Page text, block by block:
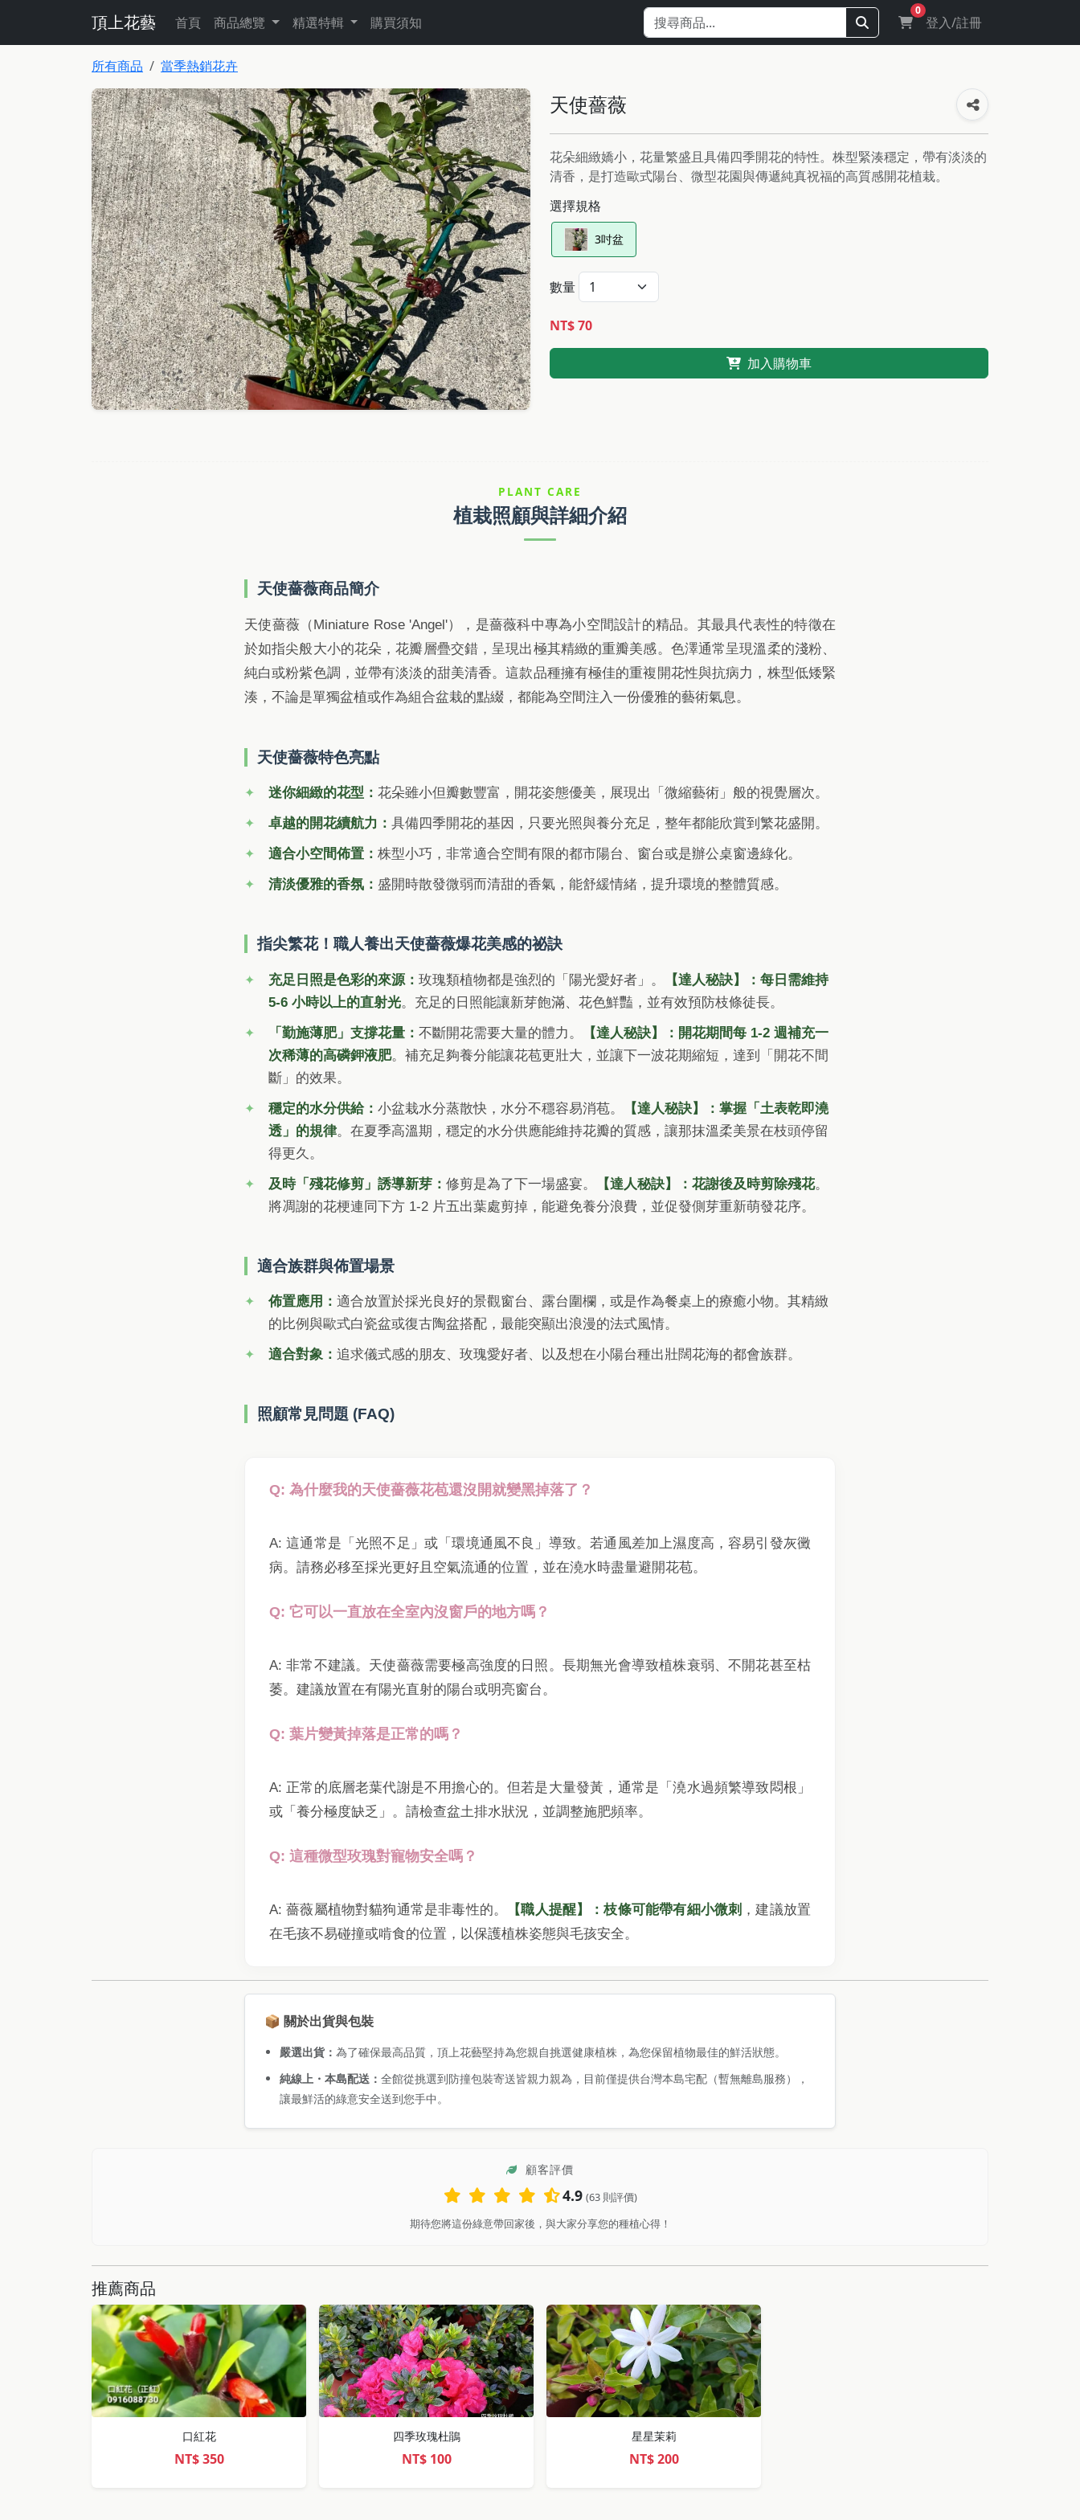
頂上花藝 首頁 商品總覽 精選特輯 購買須知
0
登入/註冊
所有商品 當季熱銷花卉
天使薔薇
花朵細緻嬌小，花量繁盛且具備四季開花的特性。株型緊湊穩定，帶有淡淡的
清香，是打造歐式陽台、微型花園與傳遞純真祝福的高質感開花植栽。
選擇規格
3吋盆
數量
NT$ 70
加入購物車
PLANT CARE
植栽照顧與詳細介紹
天使薔薇商品簡介
天使薔薇（Miniature Rose 'Angel'），是薔薇科中專為小空間設計的精品。其最具代表性的特徵在
於如指尖般大小的花朵，花瓣層疊交錯，呈現出極其精緻的重瓣美感。色澤通常呈現溫柔的淺粉、
純白或粉紫色調，並帶有淡淡的甜美清香。這款品種擁有極佳的重複開花性與抗病力，株型低矮緊
湊，不論是單獨盆植或作為組合盆栽的點綴，都能為空間注入一份優雅的藝術氣息。
天使薔薇特色亮點
迷你細緻的花型：花朵雖小但瓣數豐富，開花姿態優美，展現出「微縮藝術」般的視覺層次。
卓越的開花續航力：具備四季開花的基因，只要光照與養分充足，整年都能欣賞到繁花盛開。
適合小空間佈置：株型小巧，非常適合空間有限的都市陽台、窗台或是辦公桌窗邊綠化。
清淡優雅的香氛： 盛開時散發微弱而清甜的香氣，能舒緩情緒，提升環境的整體質感。
指尖繁花！職人養出天使薔薇爆花美感的祕訣
充足日照是色彩的來源：玫瑰類植物都是強烈的「陽光愛好者」。
【達人秘訣】：每日需維持
5-6 小時以上的直射光。充足的日照能讓新芽飽滿、花色鮮豔，並有效預防枝條徒長。
「勤施薄肥」支撐花量：不斷開花需要大量的體力。
【達人秘訣】：開花期間每 1-2 週補充一
次稀薄的高磷鉀液肥。補充足夠養分能讓花苞更壯大，並讓下一波花期縮短，達到「開花不間
斷」的效果。
穩定的水分供給：小盆栽水分蒸散快，水分不穩容易消苞。
【達人秘訣】：掌握「土表乾即澆
透」的規律。在夏季高溫期，穩定的水分供應能維持花瓣的質感，讓那抹溫柔美景在枝頭停留
得更久。
及時「殘花修剪」誘導新芽：修剪是為了下一場盛宴。 【達人秘訣】：花謝後及時剪除殘花。
將凋謝的花梗連同下方 1-2 片五出葉處剪掉，能避免養分浪費，並促發側芽重新萌發花序。
適合族群與佈置場景
佈置應用：適合放置於採光良好的景觀窗台、露台圍欄，或是作為餐桌上的療癒小物。其精緻
的比例與歐式白瓷盆或復古陶盆搭配，最能突顯出浪漫的法式風情。
適合對象：追求儀式感的朋友、玫瑰愛好者、以及想在小陽台種出壯闊花海的都會族群。
照顧常見問題 (FAQ)
Q: 為什麼我的天使薔薇花苞還沒開就變黑掉落了？
A: 這通常是「光照不足」或「環境通風不良」導致。若通風差加上濕度高，容易引發灰黴
病。請務必移至採光更好且空氣流通的位置，並在澆水時盡量避開花苞。
Q: 它可以一直放在全室內沒窗戶的地方嗎？
A: 非常不建議。天使薔薇需要極高強度的日照。長期無光會導致植株衰弱、不開花甚至枯
萎。建議放置在有陽光直射的陽台或明亮窗台。
Q: 葉片變黃掉落是正常的嗎？
A: 正常的底層老葉代謝是不用擔心的。但若是大量發黃，通常是「澆水過頻繁導致悶根」
或「養分極度缺乏」。請檢查盆土排水狀況，並調整施肥頻率。
Q: 這種微型玫瑰對寵物安全嗎？
A: 薔薇屬植物對貓狗通常是非毒性的。 【職人提醒】：枝條可能帶有細小微刺 ，建議放置
在毛孩不易碰撞或啃食的位置，以保護植株姿態與毛孩安全。
📦 關於出貨與包裝
嚴選出貨：為了確保最高品質，頂上花藝堅持為您親自挑選健康植株，為您保留植物最佳的鮮活狀態。
純線上・本島配送：全館從挑選到防撞包裝寄送皆親力親為，目前僅提供台灣本島宅配（暫無離島服務），
讓最鮮活的綠意安全送到您手中。
顧客評價
4.9 (63 則評價)
期待您將這份綠意帶回家後，與大家分享您的種植心得！
推薦商品
口紅花
NT$350
四季玫瑰杜鵑
NT$ 100
星星茉莉
NT$200